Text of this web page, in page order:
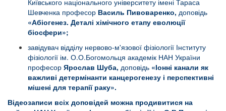
Київського національного університету імені Тараса
Шевченка професор Василь Пивоваренко, доповідь
«Абіогенез. Деталі хімічного етапу еволюції
біосфери»;
завідувач відділу нервово-м'язової фізіології Інституту
фізіології ім. О.О.Богомольця академік НАН України
професор Ярослав Шуба, доповідь «Іонні канали як
важливі детермінанти канцерогенезу і перспективні
мішені для терапії раку».
Відеозаписи всіх доповідей можна продивитися на